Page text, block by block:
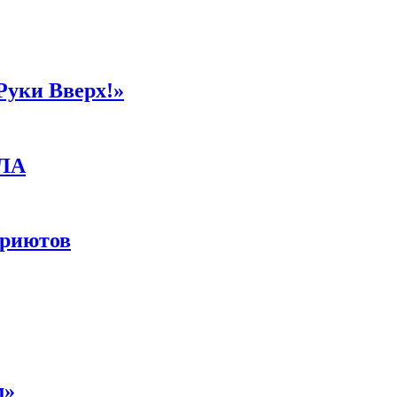
Вверх!»